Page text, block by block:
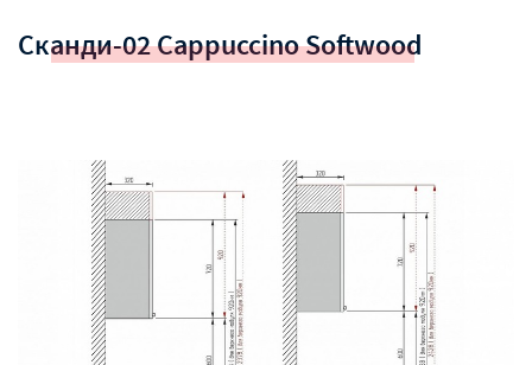
Сканди-02 Cappuccino Softwood